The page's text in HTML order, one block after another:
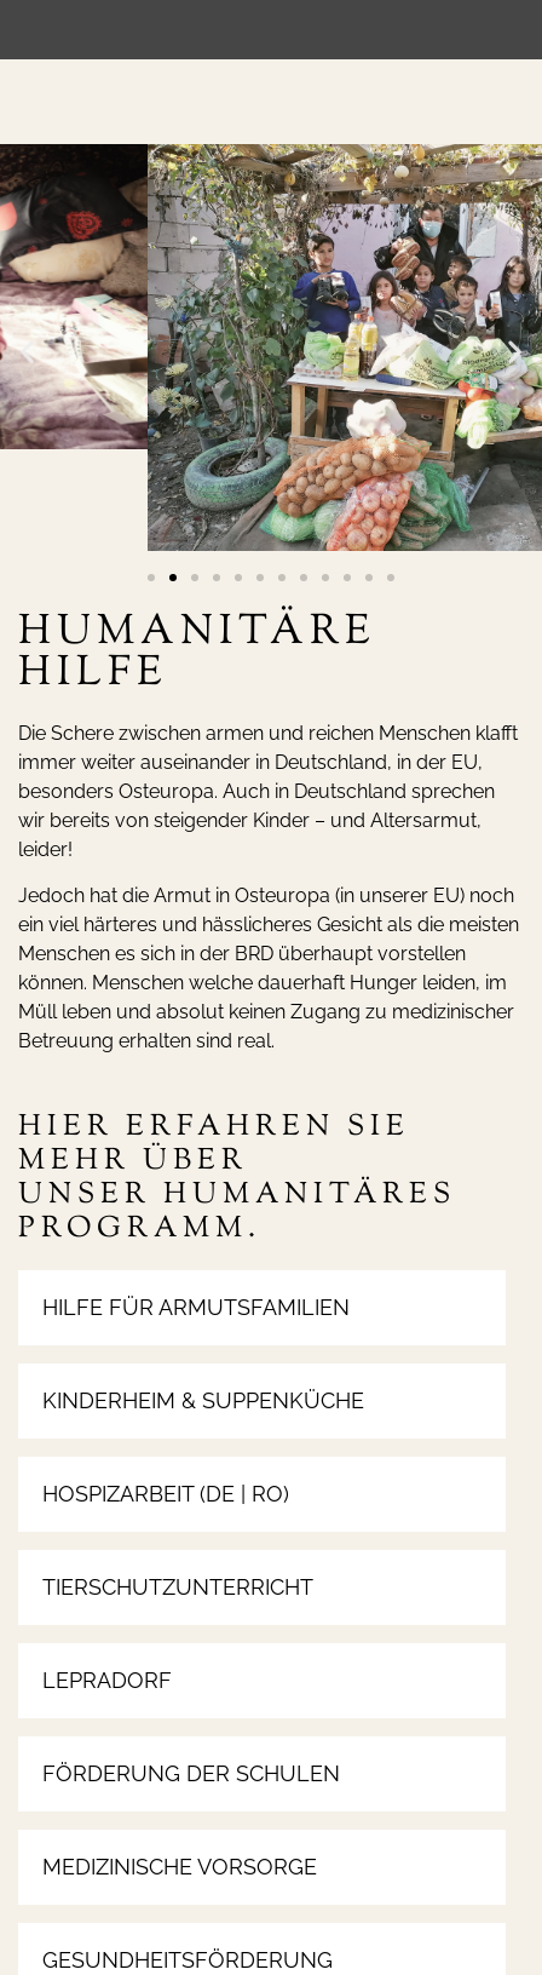
HUMANITÄRE
HILFE
Die Schere zwischen armen und reichen Menschen klafft
immer weiter auseinander in Deutschland, in der EU,
besonders Osteuropa. Auch in Deutschland sprechen
wir bereits von steigender Kinder – und Altersarmut,
leider!
Jedoch hat die Armut in Osteuropa (in unserer EU) noch
ein viel härteres und hässlicheres Gesicht als die meisten
Menschen es sich in der BRD überhaupt vorstellen
können. Menschen welche dauerhaft Hunger leiden, im
Müll leben und absolut keinen Zugang zu medizinischer
Betreuung erhalten sind real.
HIER ERFAHREN SIE
MEHR ÜBER
UNSER HUMANITÄRES
PROGRAMM.
HILFE FÜR ARMUTSFAMILIEN
KINDERHEIM & SUPPENKÜCHE
HOSPIZARBEIT (DE | RO)
TIERSCHUTZUNTERRICHT
LEPRADORF
FÖRDERUNG DER SCHULEN
MEDIZINISCHE VORSORGE
GESUNDHEITSFÖRDERUNG